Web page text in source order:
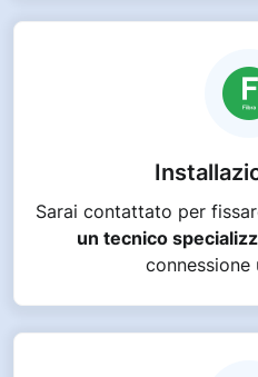
Sarai contattato per
un tecnico
connessione